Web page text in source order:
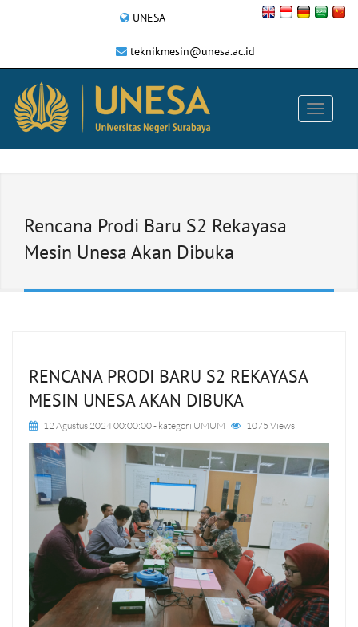
UNESA
teknikmesin@unesa.ac.id
Rencana Prodi Baru S2 Rekayasa
Mesin Unesa Akan Dibuka
RENCANA PRODI BARU S2 REKAYASA
MESIN UNESA AKAN DIBUKA
12 Agustus 2024 00:00:00- kategori UMUM 1075 Views